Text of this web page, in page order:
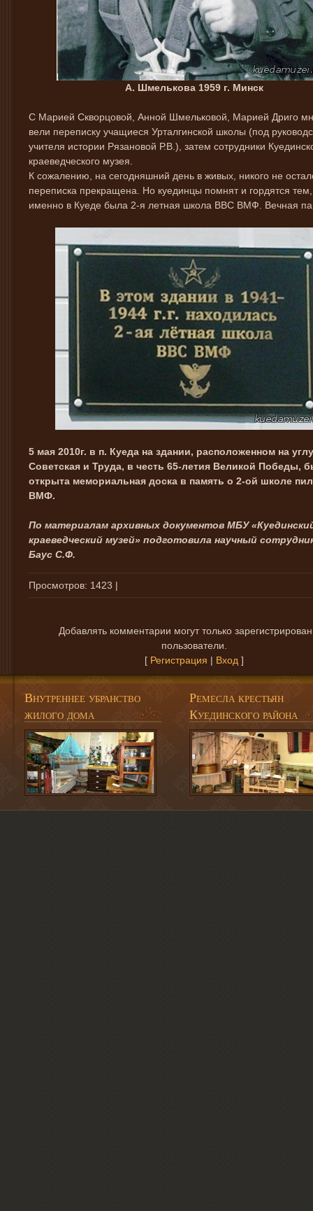
А. Шмелькова 1959 г. Минск
С Марией Скворцовой, Анной Шмельковой, Марией Дриго
вели переписку учащиеся Урталгинской школы (под
учителя истории Рязановой Р.В.), затем сотрудники
краеведческого музея.
К сожалению, на сегодняшний день в живых, никого не
переписка прекращена. Но куединцы помнят и гордятся тем,
именно в Куеде была 2-я летная школа ВВС ВМФ. Вечная
5 мая 2010г. в п. Куеда на здании, расположенном на
Советская и Труда, в честь 65-летия Великой Победы,
открыта мемориальная доска в память о 2-ой школе
ВМФ.
По материалам архивных документов МБУ
краеведческий музей» подготовила научный
Баус С.Ф.
Просмотров: 1423 |
Добавлять комментарии могут только
пользователи.
[ Регистрация | Вход ]
Внутреннее убранство
жилого дома
Ремесла крестьян
Куединского района